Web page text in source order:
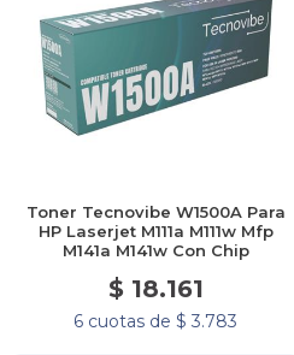
Toner Tecnovibe W1500A Para
HP Laserjet M111a M111w Mfp
M141a M141w Con Chip
$ 18.161
6 cuotas de $ 3.783